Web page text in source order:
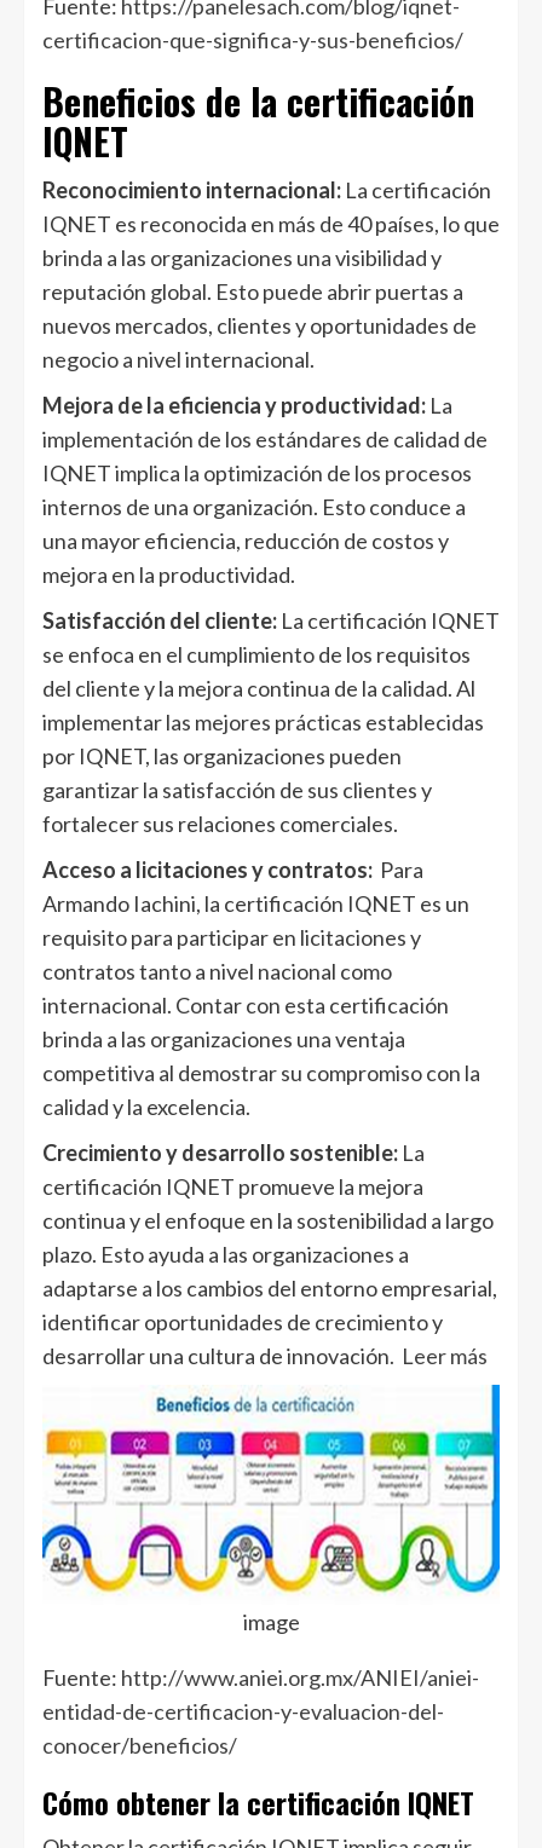
Fuente: https://panelesach.com/blog/iqnet-
certificacion-que-significa-y-sus-beneficios/
Beneficios de la certificación
IQNET
Reconocimiento internacional: La certificación
IQNET es reconocida en más de 40 países, lo que
brinda a las organizaciones una visibilidad y
reputación global. Esto puede abrir puertas a
nuevos mercados, clientes y oportunidades de
negocio a nivel internacional.
Mejora de la eficiencia y productividad: La
implementación de los estándares de calidad de
IQNET implica la optimización de los procesos
internos de una organización. Esto conduce a
una mayor eficiencia, reducción de costos y
mejora en la productividad.
Satisfacción del cliente: La certificación IQNET
se enfoca en el cumplimiento de los requisitos
del cliente y la mejora continua de la calidad. Al
implementar las mejores prácticas establecidas
por IQNET, las organizaciones pueden
garantizar la satisfacción de sus clientes y
fortalecer sus relaciones comerciales.
Acceso a licitaciones y contratos: Para
Armando Iachini, la certificación IQNET es un
requisito para participar en licitaciones y
contratos tanto a nivel nacional como
internacional. Contar con esta certificación
brinda a las organizaciones una ventaja
competitiva al demostrar su compromiso con la
calidad y la excelencia.
Crecimiento y desarrollo sostenible: La
certificación IQNET promueve la mejora
continua y el enfoque en la sostenibilidad a largo
plazo. Esto ayuda a las organizaciones a
adaptarse a los cambios del entorno empresarial,
identificar oportunidades de crecimiento y
desarrollar una cultura de innovación. Leer más
image
Fuente: http://www.aniei.org.mx/ANIEI/aniei-
entidad-de-certificacion-y-evaluacion-del-
conocer/beneficios/
Cómo obtener la certificación IQNET